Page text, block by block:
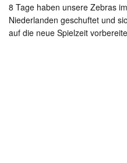
8 Tage haben unsere Zebras
Niederlanden geschuftet und
auf die neue Spielzeit